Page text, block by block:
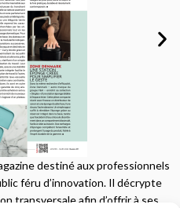
destiné aux professionnels
féru d’innovation. Il décrypte
transversale afin d’offrir à ses